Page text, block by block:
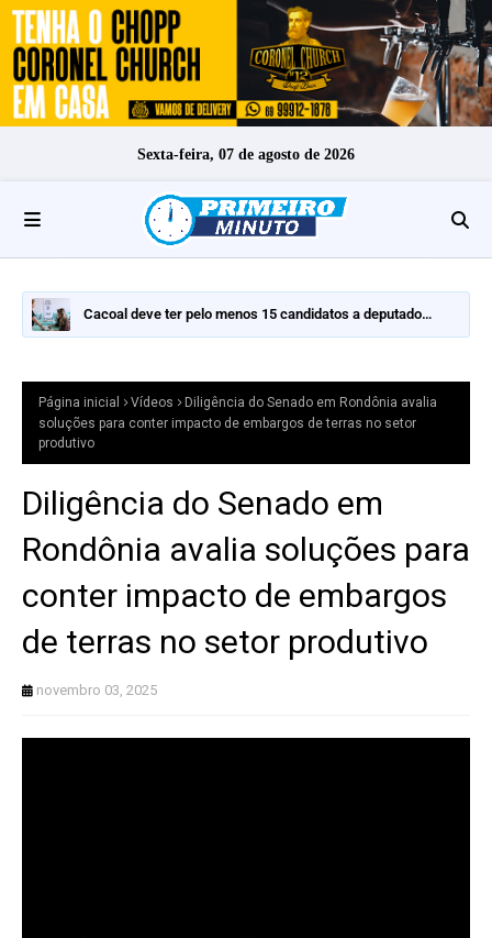
Sexta-feira, 07 de agosto de 2026
Cacoal deve ter pelo menos 15 candidatos a deputado
Página inicial Vídeos
Diligência do Senado em Rondônia avalia
soluções para conter impacto de embargos de terras no setor
produtivo
Diligência do Senado em
Rondônia avalia soluções para
conter impacto de embargos
de terras no setor produtivo
novembro 03, 2025